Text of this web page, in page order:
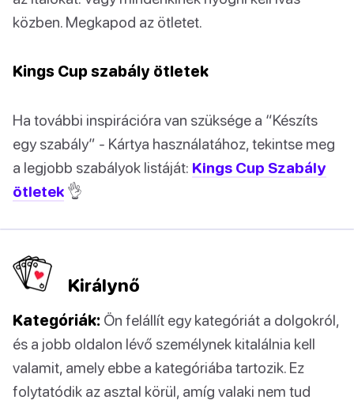
közben. Megkapod az ötletet.
Kings Cup szabály ötletek
Ha további inspirációra van szüksége a “Készíts
egy szabály” - Kártya használatához, tekintse meg
a legjobb szabályok listáját: Kings Cup Szabály
ötletek 👌
Királynő
Kategóriák: Ön felállít egy kategóriát a dolgokról,
és a jobb oldalon lévő személynek kitalálnia kell
valamit, amely ebbe a kategóriába tartozik. Ez
folytatódik az asztal körül, amíg valaki nem tud